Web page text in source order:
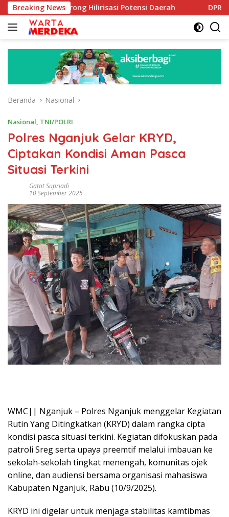
Langsung
ke
konten
Breaking News
Dorong Hilirisasi Potensi Daerah DPR Dorong
Beranda Nasional
Nasional, TNI/POLRI
Polres Nganjuk Gelar KRYD,
Ciptakan Kondisi Aman Pasca
Situasi Terkini
Gatot Supriadi
10 September 2025
WMC|| Nganjuk – Polres Nganjuk menggelar Kegiatan
Rutin Yang Ditingkatkan (KRYD) dalam rangka cipta
kondisi pasca situasi terkini. Kegiatan difokuskan pada
patroli Sreg serta upaya preemtif melalui imbauan ke
sekolah-sekolah tingkat menengah, komunitas ojek
online, dan audiensi bersama organisasi mahasiswa
Kabupaten Nganjuk, Rabu (10/9/2025).
KRYD ini digelar untuk menjaga stabilitas kamtibmas